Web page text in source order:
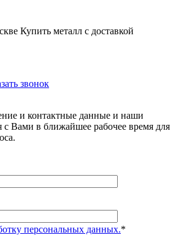
Купить металл с доставкой
звонок
и контактные данные и наши
с Вами в ближайшее рабочее время для
персональных данных.*